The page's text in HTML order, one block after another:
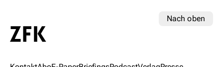
Nach oben